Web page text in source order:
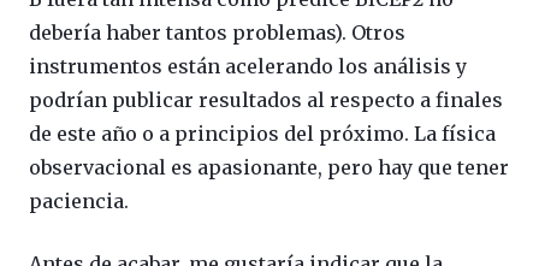
debería haber tantos problemas). Otros
instrumentos están acelerando los análisis y
podrían publicar resultados al respecto a finales
de este año o a principios del próximo. La física
observacional es apasionante, pero hay que tener
paciencia.